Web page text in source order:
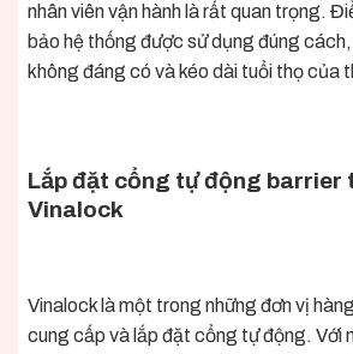
nhân viên vận hành là rất quan trọng.
bảo hệ thống được sử dụng đúng
không đáng có và kéo dài tuổi thọ của
Lắp đặt cổng tự động barrier
Vinalock
Vinalock là một trong những đơn vị
cung cấp và lắp đặt cổng tự động. Với